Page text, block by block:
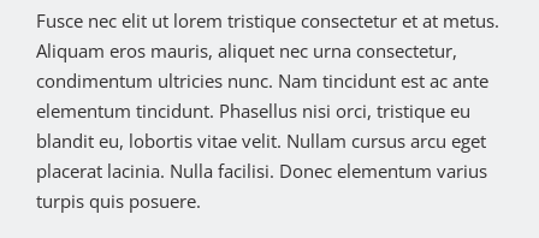
Fusce nec elit ut lorem tristique consectetur et at metus.
Aliquam eros mauris, aliquet nec urna consectetur,
condimentum ultricies nunc. Nam tincidunt est ac ante
elementum tincidunt. Phasellus nisi orci, tristique eu
blandit eu, lobortis vitae velit. Nullam cursus arcu eget
placerat lacinia. Nulla facilisi. Donec elementum varius
turpis quis posuere.